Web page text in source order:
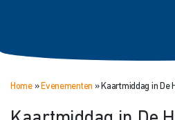
Home» Evenementen » Kaartmiddag in De